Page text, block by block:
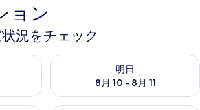
ョン
況をチェック
室状況をチェック
明日
8月 10 - 8月 11
明日 8月 10 - 8月 11 の空室状